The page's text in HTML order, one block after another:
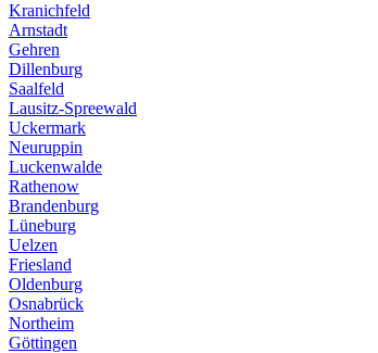
Kranichfeld
Arnstadt
Gehren
Dillenburg
Saalfeld
Lausitz-Spreewald
Uckermark
Neuruppin
Luckenwalde
Rathenow
Brandenburg
Lüneburg
Uelzen
Friesland
Oldenburg
Osnabrück
Northeim
Göttingen